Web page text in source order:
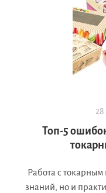
Топ-5
Работа с токарным
знаний, но и